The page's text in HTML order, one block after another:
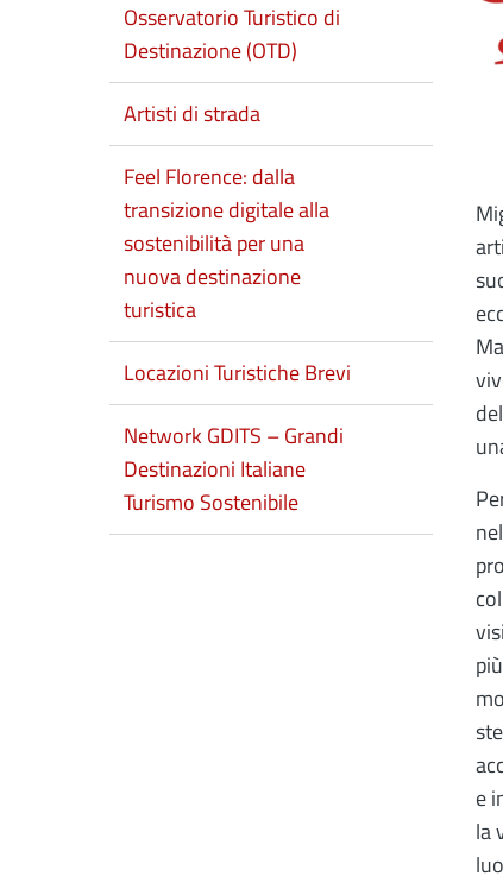
Osservatorio Turistico di
Destinazione (OTD)
Artisti di strada
Feel Florence: dalla
transizione digitale alla
sostenibilità per una
nuova destinazione
turistica
Locazioni Turistiche Brevi
Network GDITS – Grandi
Destinazioni Italiane
Turismo Sostenibile
e
la